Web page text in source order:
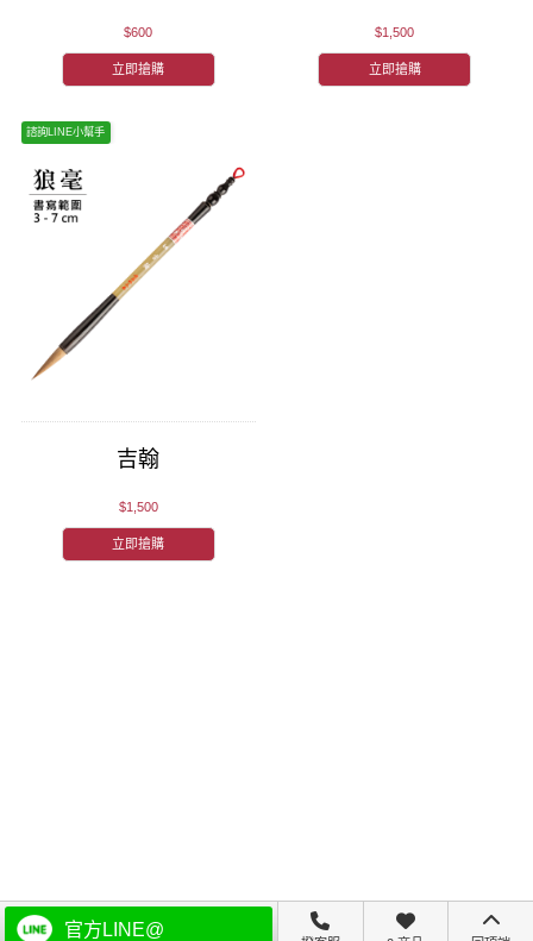
$600
立即搶購
$1,500
立即搶購
諮詢LINE小幫手
吉翰
$1,500
立即搶購
追蹤我們
官方LINE@